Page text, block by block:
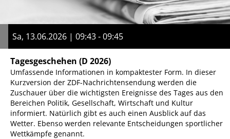
Sa, 13.06.2026 | 09:43 - 09:45
Tagesgeschehen (D 2026)
Umfassende Informationen in kompaktester Form. In dieser
Kurzversion der ZDF-Nachrichtensendung werden die
Zuschauer über die wichtigsten Ereignisse des Tages aus den
Bereichen Politik, Gesellschaft, Wirtschaft und Kultur
informiert. Natürlich gibt es auch einen Ausblick auf das
Wetter. Ebenso werden relevante Entscheidungen sportlicher
Wettkämpfe genannt.